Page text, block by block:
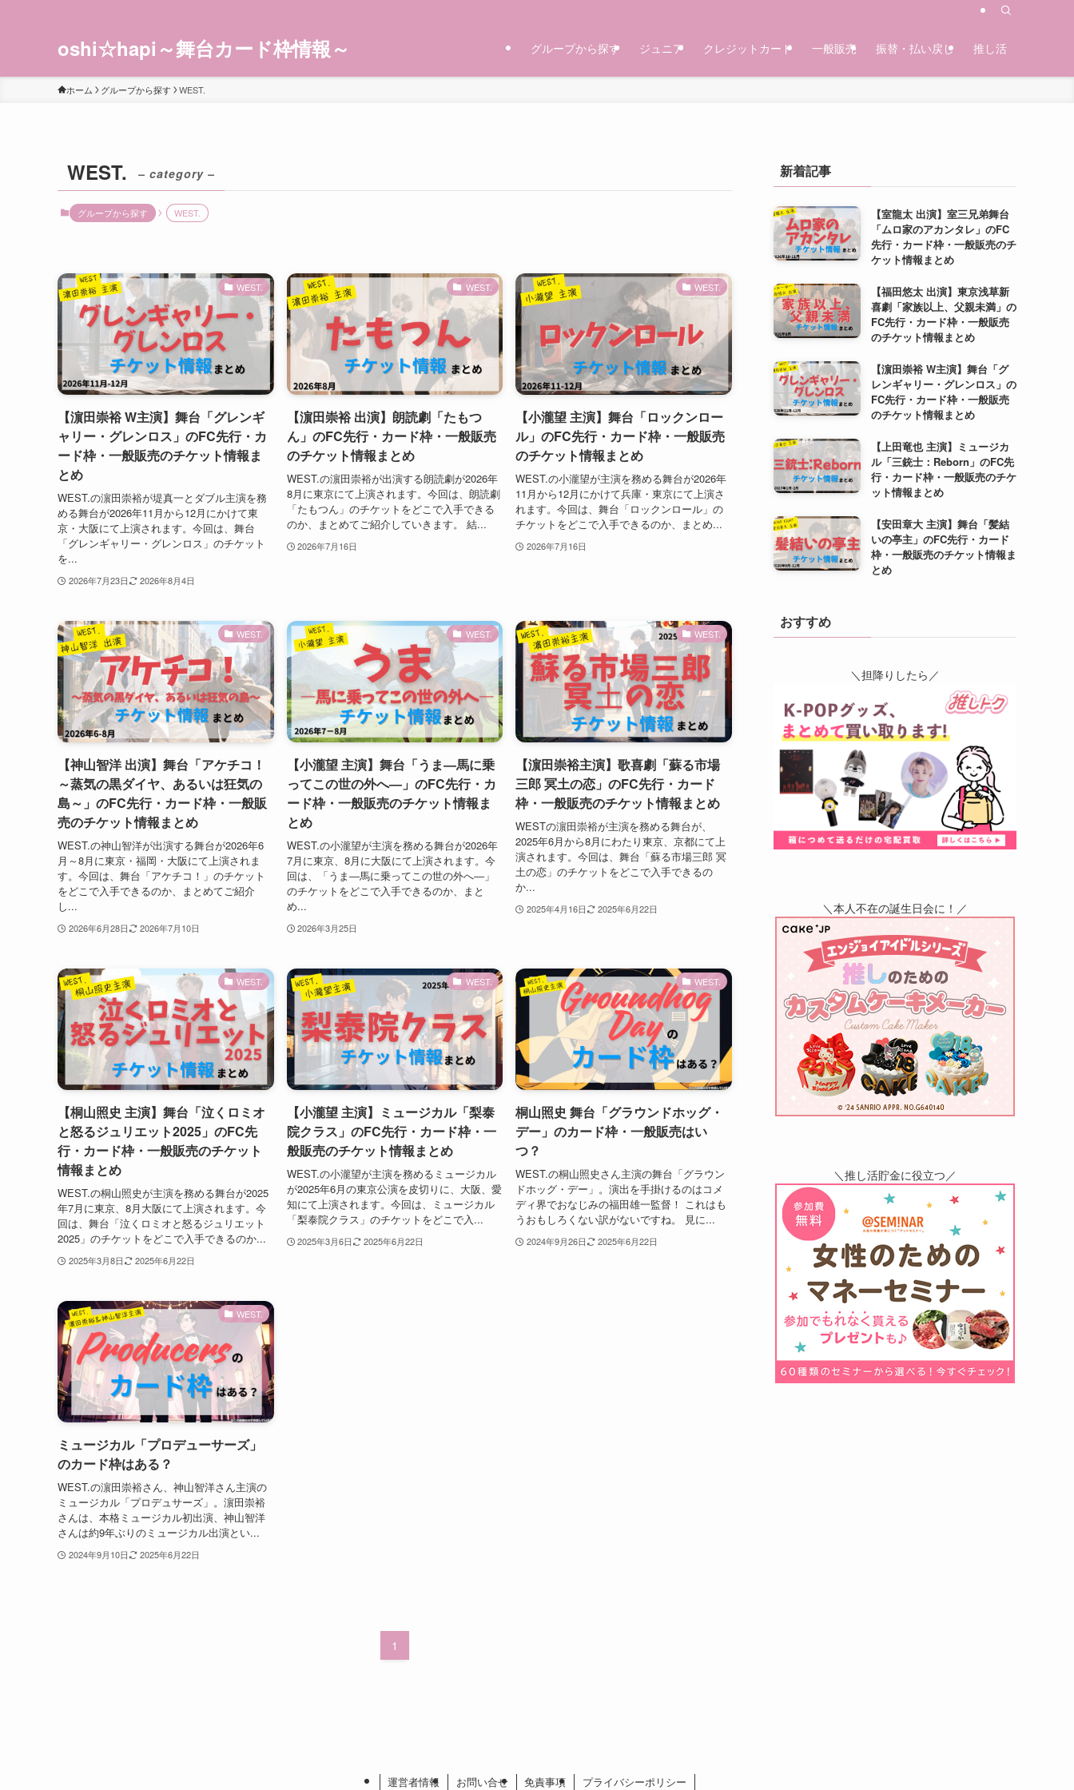
oshi☆hapi～舞台カード枠情報～ グループから探す ジュニア クレジットカード 一般販売 振替・払い戻し 推し活
ホーム グループから探す WEST.
WEST. – category –
グループから探す WEST.
WEST.
【濵田崇裕 W主演】舞台「グレンギ
ャリー・グレンロス」のFC先行・カ
ード枠・一般販売のチケット情報ま
とめ
WEST.の濵田崇裕が堤真一とダブル主演を務
める舞台が2026年11月から12月にかけて東
京・大阪にて上演されます。今回は、舞台
「グレンギャリー・グレンロス」のチケット
を...
2026年7月23日 2026年8月4日
WEST.
【濵田崇裕 出演】朗読劇「たもつ
ん」のFC先行・カード枠・一般販売
のチケット情報まとめ
WEST.の濵田崇裕が出演する朗読劇が2026年
8月に東京にて上演されます。今回は、朗読劇
「たもつん」のチケットをどこで入手できる
のか、まとめてご紹介していきます。 結...
2026年7月16日
WEST.
【小瀧望 主演】舞台「ロックンロー
ル」のFC先行・カード枠・一般販売
のチケット情報まとめ
WEST.の小瀧望が主演を務める舞台が2026年
11月から12月にかけて兵庫・東京にて上演さ
れます。今回は、舞台「ロックンロール」の
チケットをどこで入手できるのか、まとめ...
2026年7月16日
WEST.
【神山智洋 出演】舞台「アケチコ！
～蒸気の黒ダイヤ、あるいは狂気の
島～」のFC先行・カード枠・一般販
売のチケット情報まとめ
WEST.の神山智洋が出演する舞台が2026年6
月～8月に東京・福岡・大阪にて上演されま
す。今回は、舞台「アケチコ！」のチケット
をどこで入手できるのか、まとめてご紹介
し...
2026年6月28日 2026年7月10日
WEST.
【小瀧望 主演】舞台「うま―馬に乗
ってこの世の外へ―」のFC先行・カ
ード枠・一般販売のチケット情報ま
とめ
WEST.の小瀧望が主演を務める舞台が2026年
7月に東京、8月に大阪にて上演されます。今
回は、「うま―馬に乗ってこの世の外へ―」
のチケットをどこで入手できるのか、まと
め...
2026年3月25日
WEST.
【濵田崇裕主演】歌喜劇「蘇る市場
三郎 冥⼟の恋」のFC先行・カード
枠・一般販売のチケット情報まとめ
WESTの濵田崇裕が主演を務める舞台が、
2025年6月から8月にわたり東京、京都にて上
演されます。今回は、舞台「蘇る市場三郎 冥
⼟の恋」のチケットをどこで入手できるの
か...
2025年4月16日 2025年6月22日
WEST.
【桐山照史 主演】舞台「泣くロミオ
と怒るジュリエット2025」のFC先
行・カード枠・一般販売のチケット
情報まとめ
WEST.の桐山照史が主演を務める舞台が2025
年7月に東京、8月大阪にて上演されます。今
回は、舞台「泣くロミオと怒るジュリエット
2025」のチケットをどこで入手できるのか...
2025年3月8日 2025年6月22日
WEST.
【小瀧望 主演】ミュージカル「梨泰
院クラス」のFC先行・カード枠・一
般販売のチケット情報まとめ
WEST.の小瀧望が主演を務めるミュージカル
が2025年6月の東京公演を皮切りに、大阪、愛
知にて上演されます。今回は、ミュージカル
「梨泰院クラス」のチケットをどこで入...
2025年3月6日 2025年6月22日
WEST.
桐山照史 舞台「グラウンドホッグ・
デー」のカード枠・一般販売はい
つ？
WEST.の桐山照史さん主演の舞台「グラウン
ドホッグ・デー」。演出を手掛けるのはコメ
ディ界でおなじみの福田雄一監督！ これはも
うおもしろくない訳がないですね。 見に...
2024年9月26日 2025年6月22日
WEST.
ミュージカル「プロデューサーズ」
のカード枠はある？
WEST.の濵田崇裕さん、神山智洋さん主演の
ミュージカル「プロデュサーズ」。濵田崇裕
さんは、本格ミュージカル初出演、神山智洋
さんは約9年ぶりのミュージカル出演とい...
2024年9月10日 2025年6月22日
1
新着記事
【室龍太 出演】室三兄弟舞台
「ムロ家のアカンタレ」のFC
先行・カード枠・一般販売のチ
ケット情報まとめ
【福田悠太 出演】東京浅草新
喜劇「家族以上、父親未満」の
FC先行・カード枠・一般販売
のチケット情報まとめ
【濵田崇裕 W主演】舞台「グ
レンギャリー・グレンロス」の
FC先行・カード枠・一般販売
のチケット情報まとめ
【上田竜也 主演】ミュージカ
ル「三銃士：Reborn」のFC先
行・カード枠・一般販売のチケ
ット情報まとめ
【安田章大 主演】舞台「髪結
いの亭主」のFC先行・カード
枠・一般販売のチケット情報ま
とめ
おすすめ
＼担降りしたら／
＼本人不在の誕生日会に！／
＼推し活貯金に役立つ／
運営者情報 お問い合せ 免責事項 プライバシーポリシー